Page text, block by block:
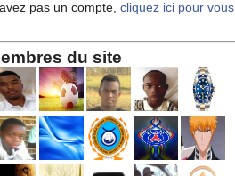
pas un compte, cliquez ici pour vous
du site